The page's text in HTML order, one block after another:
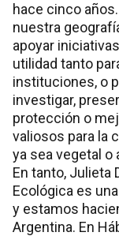
hace cinco
nuestra
apoyar
utilidad tanto
instituciones, o
investigar,
protección o
valiosos para la
ya sea vegetal o
En tanto, Julieta
Ecológica es
y estamos
Argentina. En